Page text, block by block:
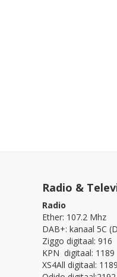
Radio &
Radio
Ether: 107.2 Mhz
DAB+: kanaal 5C
Ziggo digitaal: 916
KPN digitaal: 1189
XS4All digitaal: 1189